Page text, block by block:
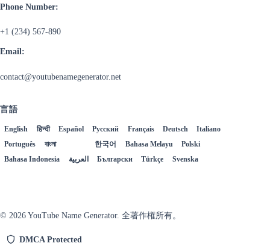
Phone Number:
+1 (234) 567-890
Email:
contact@youtubenamegenerator.net
言語
English हिन्दी Español Русский Français Deutsch
Italiano
Português
বাংলা 한국어 Bahasa Melayu
Polski
Bahasa Indonesia
العربية Български Türkçe Svenska
© 2026 YouTube Name Generator. 全著作権所有。
DMCA Protected